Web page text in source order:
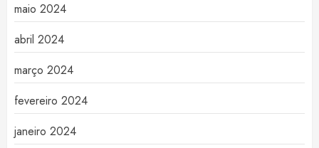
maio 2024
abril 2024
março 2024
fevereiro 2024
janeiro 2024